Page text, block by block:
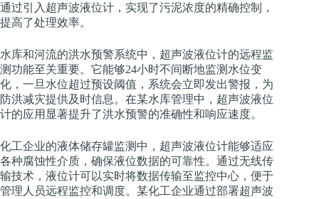
通过引入超声波液位计，实现了污泥浓度的精确控制，
提高了处理效率。
水库和河流的洪水预警系统中，超声波液位计的远程监
测功能至关重要。它能够24小时不间断地监测水位变
化，一旦水位超过预设阈值，系统会立即发出警报，为
防洪减灾提供及时信息。在某水库管理中，超声波液位
计的应用显著提升了洪水预警的准确性和响应速度。
化工企业的液体储存罐监测中，超声波液位计能够适应
各种腐蚀性介质，确保液位数据的可靠性。通过无线传
输技术，液位计可以实时将数据传输至监控中心，便于
管理人员远程监控和调度。某化工企业通过部署超声波